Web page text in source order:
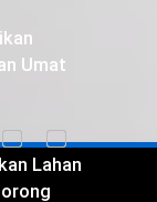
Lahan